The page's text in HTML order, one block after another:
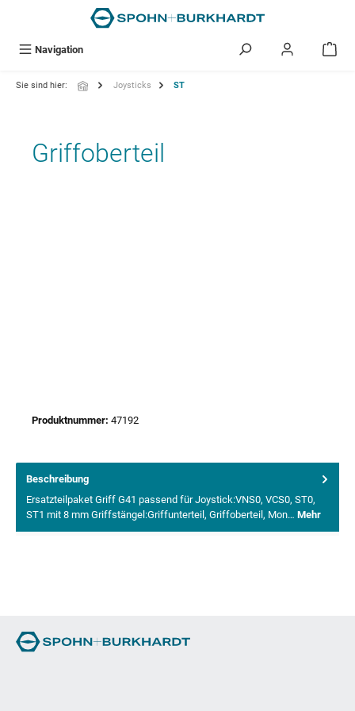
Navigation
Sie sind hier: Joysticks ST
Griffoberteil
Produktnummer: 47192
Beschreibung
Ersatzteilpaket Griff G41 passend für Joystick:VNS0, VCS0, ST0,
ST1 mit 8 mm Griffstängel:Griffunterteil, Griffoberteil, Mon… Mehr